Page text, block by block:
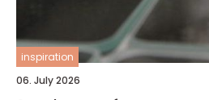
inspiration
06. July 2026